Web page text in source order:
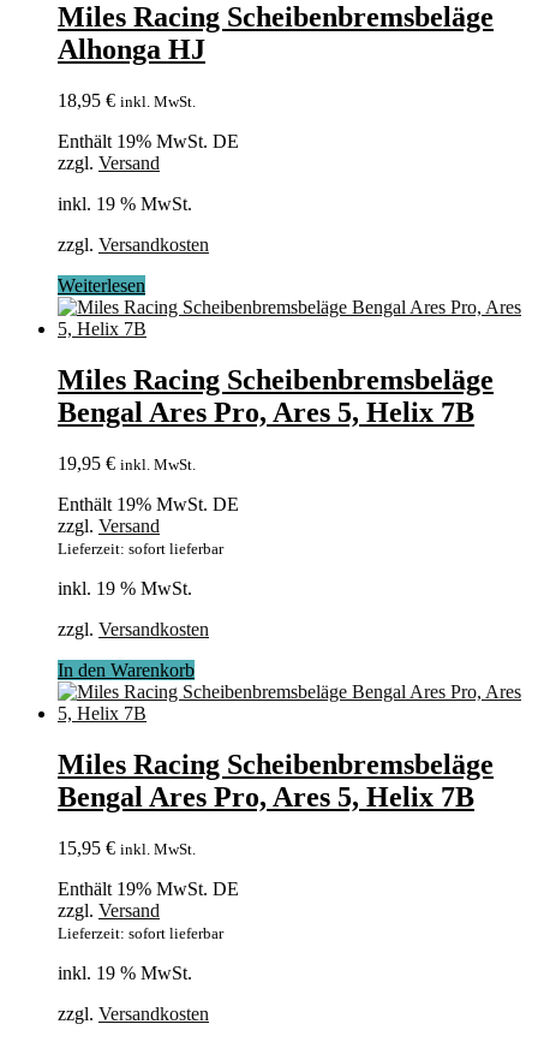
Miles Racing Scheibenbremsbeläge
Alhonga HJ
18,95 € inkl. MwSt.
Enthält 19% MwSt. DE
zzgl. Versand
inkl. 19 % MwSt.
zzgl. Versandkosten
Weiterlesen
Miles Racing Scheibenbremsbeläge
Bengal Ares Pro, Ares 5, Helix 7B
19,95 € inkl. MwSt.
Enthält 19% MwSt. DE
zzgl. Versand
Lieferzeit: sofort lieferbar
inkl. 19 % MwSt.
zzgl. Versandkosten
In den Warenkorb
Miles Racing Scheibenbremsbeläge
Bengal Ares Pro, Ares 5, Helix 7B
15,95 € inkl. MwSt.
Enthält 19% MwSt. DE
zzgl. Versand
Lieferzeit: sofort lieferbar
inkl. 19 % MwSt.
zzgl. Versandkosten